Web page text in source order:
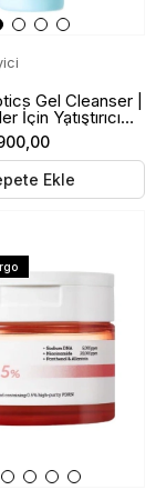
Gel Cleanser |
İçin Yatıştırıcı
Jeli | 200ml
Ekle